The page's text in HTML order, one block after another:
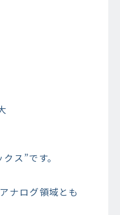
ス”です。
ナログ領域とも